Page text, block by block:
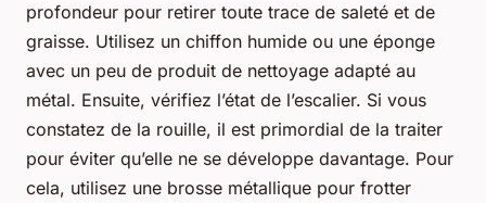
profondeur pour retirer toute trace de saleté et de
graisse. Utilisez un chiffon humide ou une éponge
avec un peu de produit de nettoyage adapté au
métal. Ensuite, vérifiez l’état de l’escalier. Si vous
constatez de la rouille, il est primordial de la traiter
pour éviter qu’elle ne se développe davantage. Pour
cela, utilisez une brosse métallique pour frotter